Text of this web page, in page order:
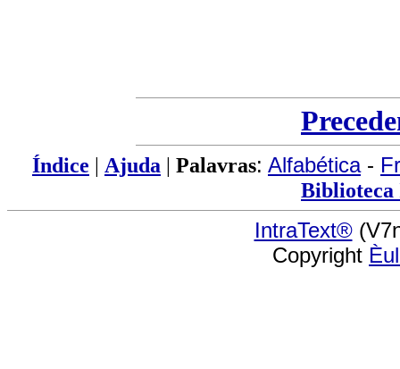
Índice | Ajuda | Palavras: Alfabética-
IntraText®
Copyright